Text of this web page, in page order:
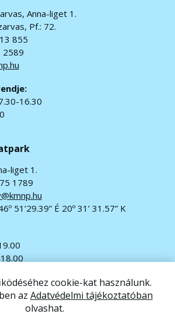
cookie-kat használunk.
az Adatvédelmi tájékoztatóban
olvashat.
Anna-liget 1.
Pf.: 72.
855
2589
16.30
liget 1.
1789
51’29.39” É 20º 31’ 31.57” K
fenntartva.